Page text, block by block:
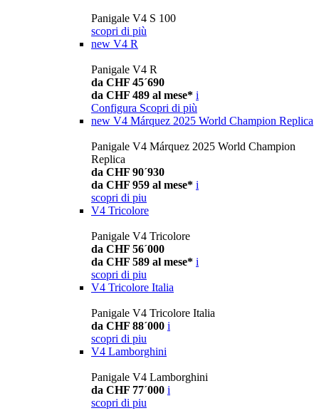
Panigale V4 S 100
scopri di più
new V4 R
Panigale V4 R
da CHF 45´690
da CHF 489 al mese* i
Configura Scopri di più
new V4 Márquez 2025 World Champion Replica
Panigale V4 Márquez 2025 World Champion
Replica
da CHF 90´930
da CHF 959 al mese* i
scopri di piu
V4 Tricolore
Panigale V4 Tricolore
da CHF 56´000
da CHF 589 al mese* i
scopri di piu
V4 Tricolore Italia
Panigale V4 Tricolore Italia
da CHF 88´000 i
scopri di piu
V4 Lamborghini
Panigale V4 Lamborghini
da CHF 77´000 i
scopri di piu